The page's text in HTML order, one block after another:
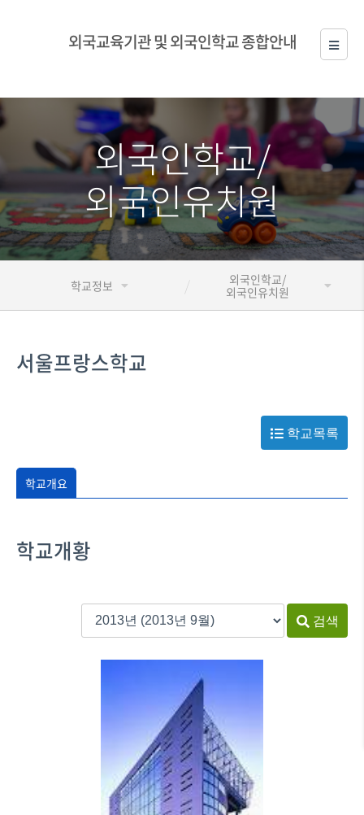
외국교육기관 및 외국인학교 종합안내
외국인학교/
외국인유치원
학교정보
외국인학교/
외국인유치원
서울프랑스학교
학교목록
학교개요
학교개황
검색